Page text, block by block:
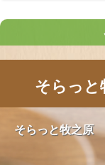
そらっと
そらっと牧之原